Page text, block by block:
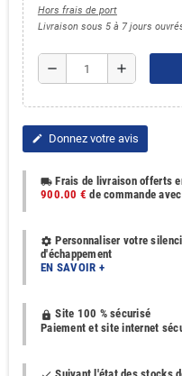
Hors frais de port
Livraison sous 5 à 7 jours
remove add
edit Donnez votre avis
local_shipping Frais de livraison offerts
900.00 € de commande
settings Personnaliser votre
d'échappement
EN SAVOIR +
https Site 100 % sécurisé
Paiement et site internet